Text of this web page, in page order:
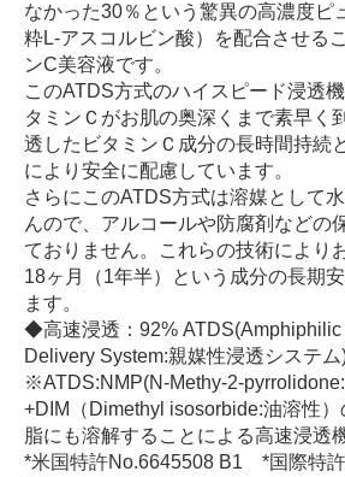
なかった30％という驚異の高濃度ピ
粋L-アスコルビン酸）を配合させる
ンC美容液です。
このATDS方式のハイスピード浸透
タミンＣがお肌の奥深くまで素早く
透したビタミンＣ成分の長時間持続
により安全に配慮しています。
さらにこのATDS方式は溶媒として
んので、アルコールや防腐剤などの
ておりません。これらの技術により
18ヶ月（1年半）という成分の長期
ます。
◆高速浸透：92% ATDS(Amphiphilic
Delivery System:親媒性浸透システム
※ATDS:NMP(N-Methy-2-pyrrolidone:
+DIM（Dimethyl isosorbide:油溶性
脂にも溶解することによる高速浸透
*米国特許No.6645508 B1 *国際特